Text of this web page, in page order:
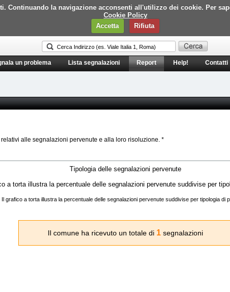
Continuando la navigazione acconsenti all'utilizzo dei cookie. Per
Cookie Policy
Accetta
Rifiuta
un problema Lista segnalazioni Report Help! Contatti
alle segnalazioni pervenute e alla loro risoluzione. *
Tipologia delle segnalazioni pervenute
Il grafico a torta illustra la percentuale delle segnalazioni pervenute suddivise per tipologia di
Il comune ha ricevuto un totale di 1 segnalazioni